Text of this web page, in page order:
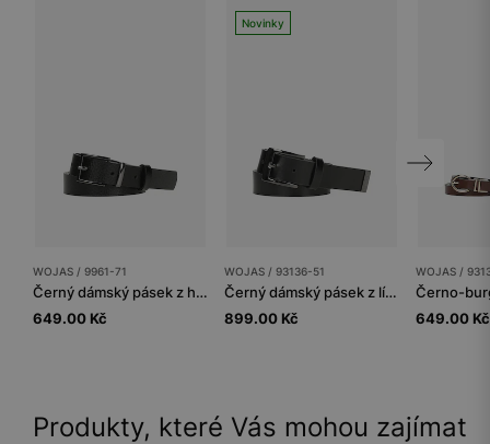
WOJAS / 9961-71
Černý dámský pásek z hladké kůže s tmavou sponou
649.00 Kč
Novinky
WOJAS / 93136-51
Černý dámský pásek z lícové kůže
899.00 Kč
WOJAS /
649.00 Kč
Produkty, které Vás mohou zajímat